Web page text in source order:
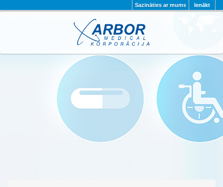
Ienākt
Sazināties ar mums
PAR MUMS PROJEKTI
KONTAKTI
PRIVĀTUMA POLITIKA